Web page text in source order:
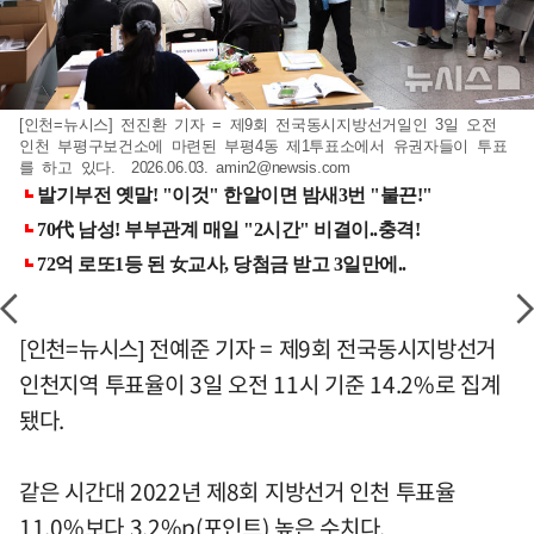
[인천=뉴시스] 전진환 기자 = 제9회 전국동시지방선거일인 3일 오전
인천 부평구보건소에 마련된 부평4동 제1투표소에서 유권자들이 투표
를 하고 있다. 2026.06.03.amin2@newsis.com
[인천=뉴시스] 전예준 기자 = 제9회 전국동시지방선거
인천지역 투표율이 3일 오전 11시 기준 14.2%로 집계
됐다.
같은 시간대 2022년 제8회 지방선거 인천 투표율
11.0%보다 3.2%p(포인트) 높은 수치다.